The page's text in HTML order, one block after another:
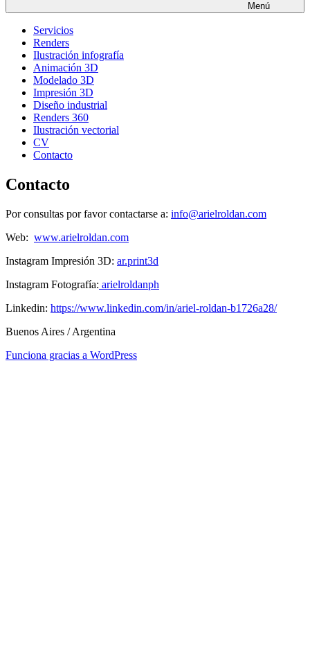
Menú
Servicios
Renders
Ilustración infografía
Animación 3D
Modelado 3D
Impresión 3D
Diseño industrial
Renders 360
Ilustración vectorial
CV
Contacto
Contacto
Por consultas por favor contactarse a: info@arielroldan.com
Web: www.arielroldan.com
Instagram Impresión 3D: ar.print3d
Instagram Fotografía: arielroldanph
Linkedin: https://www.linkedin.com/in/ariel-roldan-b1726a28/
Buenos Aires / Argentina
Funciona gracias a WordPress